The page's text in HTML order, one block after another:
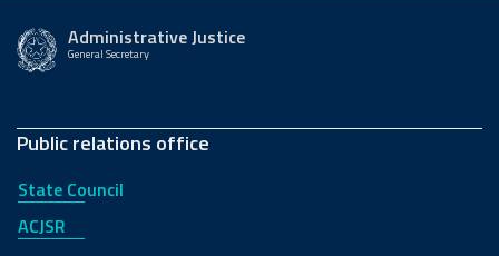
Administrative Justice
General Secretary
Public relations office
State Council
ACJSR